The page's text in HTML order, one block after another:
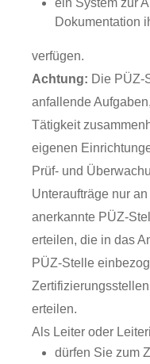
ein System zur
Dokumentation
verfügen.
Achtung: Die PÜZ-
anfallende
Tätigkeit
eigenen
Prüf- und
Unteraufträge nur
anerkannte PÜZ-
erteilen, die in das
PÜZ-Stelle
erteilen.
Als Leiter oder
dürfen Sie zum